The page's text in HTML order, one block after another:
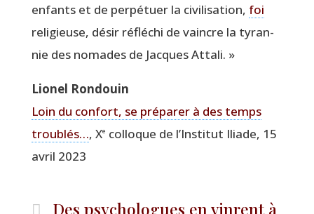
enfants et de per­pé­tuer la civi­li­sa­tion, foi
reli­gieuse, désir réflé­chi de vaincre la tyran­
nie des nomades de Jacques Attali. »
Lio­nel Rondouin
Loin du confort, se pré­pa­rer à des temps
trou­blés…, Xe col­loque de l’Ins­ti­tut Iliade, 15
avril 2023
Des psychologues en vinrent à